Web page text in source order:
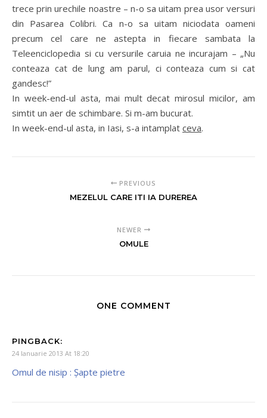
trece prin urechile noastre – n-o sa uitam prea usor versuri
din Pasarea Colibri. Ca n-o sa uitam niciodata oameni
precum cel care ne astepta in fiecare sambata la
Teleenciclopedia si cu versurile caruia ne incurajam – „Nu
conteaza cat de lung am parul, ci conteaza cum si cat
gandesc!”
In week-end-ul asta, mai mult decat mirosul micilor, am
simtit un aer de schimbare. Si m-am bucurat.
In week-end-ul asta, in Iasi, s-a intamplat ceva.
PREVIOUS
MEZELUL CARE ITI IA DUREREA
NEWER
OMULE
ONE COMMENT
PINGBACK:
24 Ianuarie 2013 At 18:20
Omul de nisip : Şapte pietre